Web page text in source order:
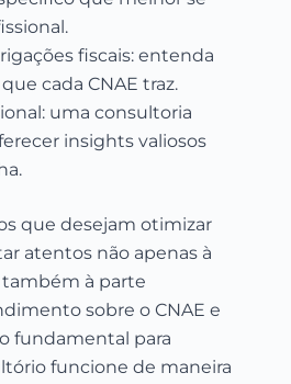
fiscais: entenda
cada CNAE traz.
uma consultoria
insights valiosos
que desejam otimizar
atentos não apenas à
também à parte
sobre o CNAE e
fundamental para
funcione de maneira